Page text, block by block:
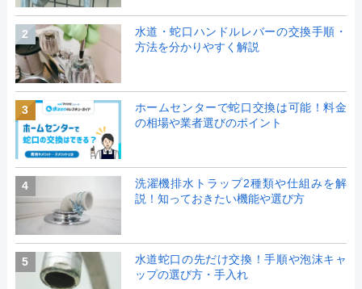
2
水道・蛇口ハンドルレバーの交換手順・
方法を分かりやすく解説
3
ホームセンターで蛇口交換は可能！料金
の相場や業者選びのポイント
4
洗濯機排水トラップ2種類や仕組みを解
説！知っておきたい機能や選び方
5
水道蛇口の先だけ交換！手順や泡沫キャ
ップの選び方・手入れ